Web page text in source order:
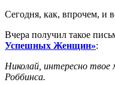
Сегодня, как, впрочем, и
Вчера получил такое
Успешных Женщин»:
Николай, интересно твое
Роббинса.